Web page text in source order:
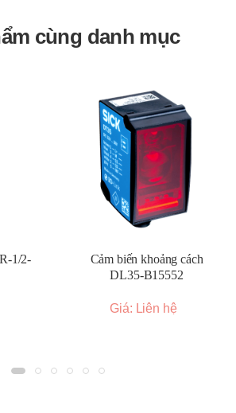
cùng danh mục
1/2-
Cảm biến khoảng cách
DL35-B15552
Giá: Liên hệ